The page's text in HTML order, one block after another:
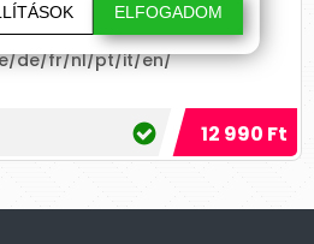
kapható:
de/fr/nl/pt/it/en/
12 990 Ft
ELFOGADOM